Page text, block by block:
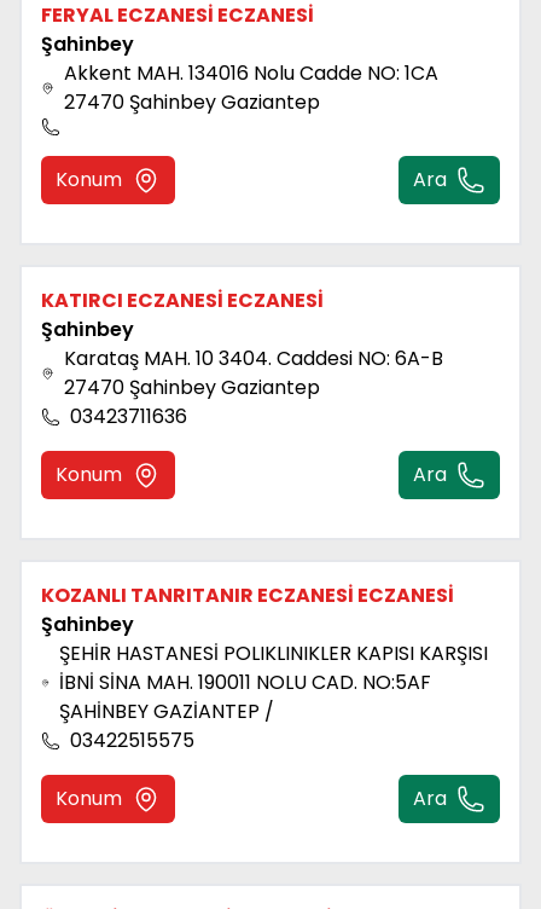
FERYAL ECZANESİ ECZANESİ
Şahi̇nbey
Akkent MAH. 134016 Nolu Cadde NO: 1CA
27470 Şahinbey Gaziantep
Konum Ara
KATIRCI ECZANESİ ECZANESİ
Şahi̇nbey
Karataş MAH. 10 3404. Caddesi NO: 6A-B
27470 Şahinbey Gaziantep
03423711636
Konum Ara
KOZANLI TANRITANIR ECZANESİ ECZANESİ
Şahi̇nbey
ŞEHİR HASTANESİ POLIKLINIKLER KAPISI KARŞISI
İBNİ SİNA MAH. 190011 NOLU CAD. NO:5AF
ŞAHİNBEY GAZİANTEP /
03422515575
Konum Ara